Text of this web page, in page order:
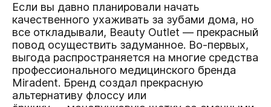
Если вы давно планировали начать
качественного ухаживать за зубами дома, но
все откладывали, Beauty Outlet — прекрасный
повод осуществить задуманное. Во-первых,
выгода распространяется на многие средства
профессионального медицинского бренда
Miradent. Бренд создал прекрасную
альтернативу флоссу или